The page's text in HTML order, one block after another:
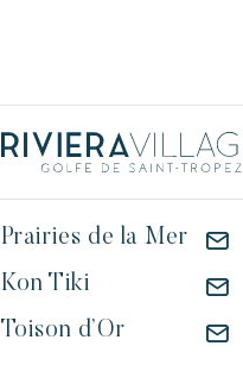
Prairies de la Mer
Kon Tiki
Toison d’Or